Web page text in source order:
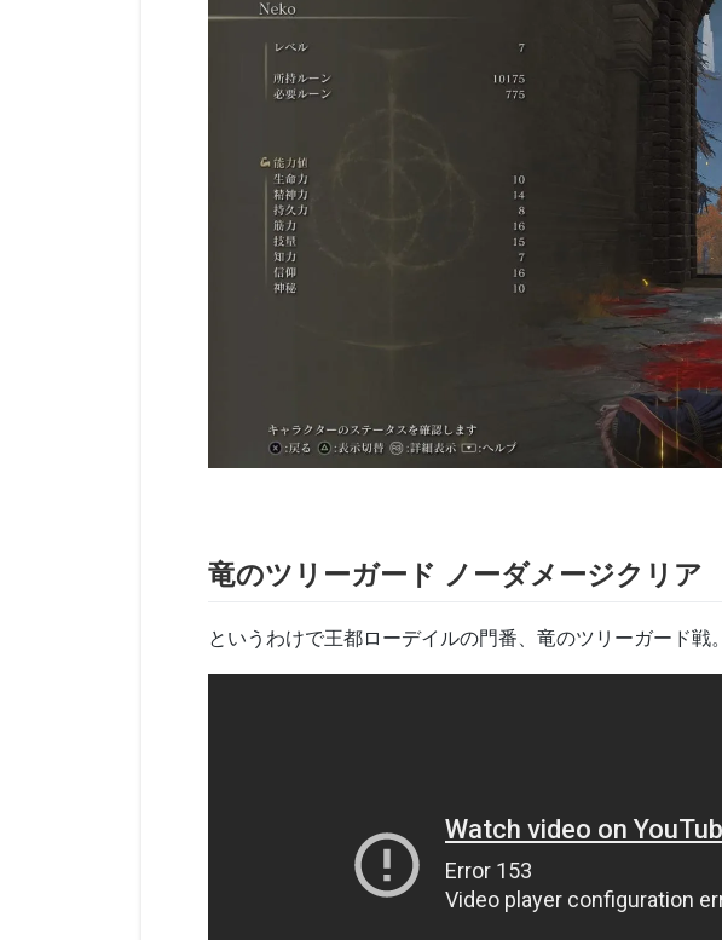
竜のツリーガード ノーダメージクリア
というわけで王都ローデイルの門番、竜のツリーガード戦。